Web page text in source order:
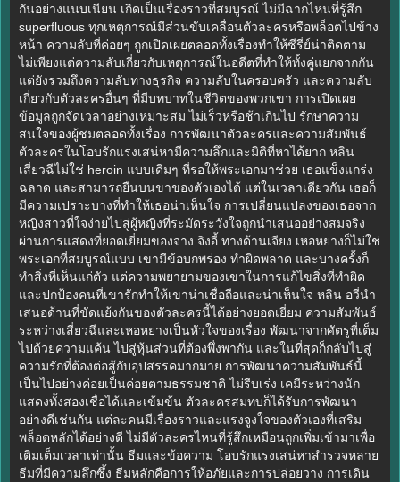
กันอย่างแนบเนียน เกิดเป็นเรื่องราวที่สมบูรณ์ ไม่มีฉากไหนที่รู้สึก
superfluous ทุกเหตุการณ์มีส่วนขับเคลื่อนตัวละครหรือพล็อตไปข้าง
หน้า ความลับที่ค่อยๆ ถูกเปิดเผยตลอดทั้งเรื่องทำให้ซีรี่ย์น่าติดตาม
ไม่เพียงแต่ความลับเกี่ยวกับเหตุการณ์ในอดีตที่ทำให้ทั้งคู่แยกจากกัน
แต่ยังรวมถึงความลับทางธุรกิจ ความลับในครอบครัว และความลับ
เกี่ยวกับตัวละครอื่นๆ ที่มีบทบาทในชีวิตของพวกเขา การเปิดเผย
ข้อมูลถูกจัดเวลาอย่างเหมาะสม ไม่เร็วหรือช้าเกินไป รักษาความ
สนใจของผู้ชมตลอดทั้งเรื่อง การพัฒนาตัวละครและความสัมพันธ์
ตัวละครในโอบรักแรงเสน่หามีความลึกและมิติที่หาได้ยาก หลิน
เสี่ยวฉีไม่ใช่ heroin แบบเดิมๆ ที่รอให้พระเอกมาช่วย เธอแข็งแกร่ง
ฉลาด และสามารถยืนบนขาของตัวเองได้ แต่ในเวลาเดียวกัน เธอก็
มีความเปราะบางที่ทำให้เธอน่าเห็นใจ การเปลี่ยนแปลงของเธอจาก
หญิงสาวที่ใจง่ายไปสู่ผู้หญิงที่ระมัดระวังใจถูกนำเสนออย่างสมจริง
ผ่านการแสดงที่ยอดเยี่ยมของจาง จิงอี้ ทางด้านเจียง เหอหยางก็ไม่ใช่
พระเอกที่สมบูรณ์แบบ เขามีข้อบกพร่อง ทำผิดพลาด และบางครั้งก็
ทำสิ่งที่เห็นแก่ตัว แต่ความพยายามของเขาในการแก้ไขสิ่งที่ทำผิด
และปกป้องคนที่เขารักทำให้เขาน่าเชื่อถือและน่าเห็นใจ หลิน อวี่นำ
เสนอด้านที่ขัดแย้งกันของตัวละครนี้ได้อย่างยอดเยี่ยม ความสัมพันธ์
ระหว่างเสี่ยวฉีและเหอหยางเป็นหัวใจของเรื่อง พัฒนาจากศัตรูที่เต็ม
ไปด้วยความแค้น ไปสู่หุ้นส่วนที่ต้องพึ่งพากัน และในที่สุดก็กลับไปสู่
ความรักที่ต้องต่อสู้กับอุปสรรคมากมาย การพัฒนาความสัมพันธ์นี้
เป็นไปอย่างค่อยเป็นค่อยตามธรรมชาติ ไม่รีบเร่ง เคมีระหว่างนัก
แสดงทั้งสองเชื่อได้และเข้มข้น ตัวละครสมทบก็ได้รับการพัฒนา
อย่างดีเช่นกัน แต่ละคนมีเรื่องราวและแรงจูงใจของตัวเองที่เสริม
พล็อตหลักได้อย่างดี ไม่มีตัวละครไหนที่รู้สึกเหมือนถูกเพิ่มเข้ามาเพื่อ
เติมเต็มเวลาเท่านั้น ธีมและข้อความ โอบรักแรงเสน่หาสำรวจหลาย
ธีมที่มีความลึกซึ้ง ธีมหลักคือการให้อภัยและการปล่อยวาง การเดิน